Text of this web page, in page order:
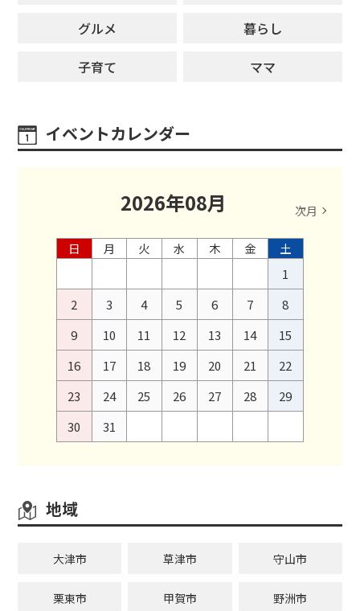
グルメ
暮らし
子育て
ママ
イベントカレンダー
2026年08月 次月
日 月 火 水 木 金
土
1
2
3 4 5 6 7
8
9
10 11 12 13 14
15
16
17 18 19 20 21
22
23
24 25 26 27 28
29
30
31
地域
大津市 草津市 守山市
栗東市 甲賀市 野洲市